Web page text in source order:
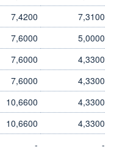
7,4200
7,3100
7,6000
5,0000
7,6000
4,3300
7,6000
4,3300
10,6600
4,3300
10,6600
4,3300
-
-